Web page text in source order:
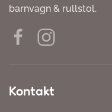
barnvagn & rullstol.
Kontakt